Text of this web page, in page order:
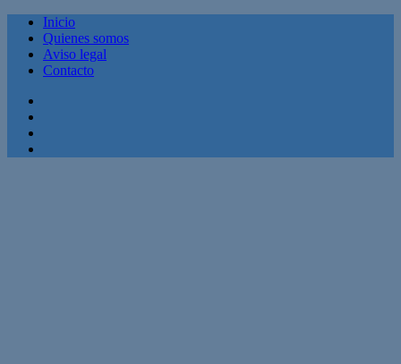
Inicio
Quienes somos
Aviso legal
Contacto